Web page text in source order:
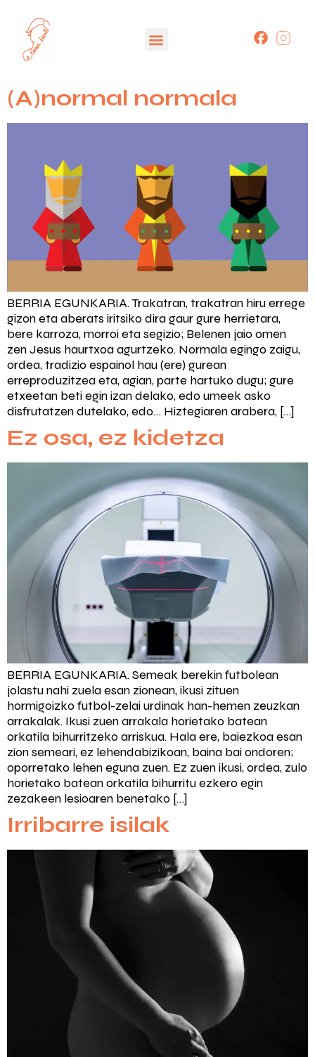
(A)normal normala
BERRIA EGUNKARIA. Trakatran, trakatran hiru errege
gizon eta aberats iritsiko dira gaur gure herrietara,
bere karroza, morroi eta segizio; Belenen jaio omen
zen Jesus haurtxoa agurtzeko. Normala egingo zaigu,
ordea, tradizio espainol hau (ere) gurean
erreproduzitzea eta, agian, parte hartuko dugu; gure
etxeetan beti egin izan delako, edo umeek asko
disfrutatzen dutelako, edo… Hiztegiaren arabera, […]
Ez osa, ez kidetza
BERRIA EGUNKARIA. Semeak berekin futbolean
jolastu nahi zuela esan zionean, ikusi zituen
hormigoizko futbol-zelai urdinak han-hemen zeuzkan
arrakalak. Ikusi zuen arrakala horietako batean
orkatila bihurritzeko arriskua. Hala ere, baiezkoa esan
zion semeari, ez lehendabizikoan, baina bai ondoren;
oporretako lehen eguna zuen. Ez zuen ikusi, ordea, zulo
horietako batean orkatila bihurritu ezkero egin
zezakeen lesioaren benetako […]
Irribarre isilak